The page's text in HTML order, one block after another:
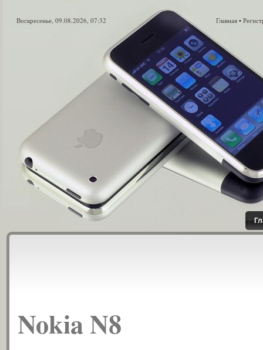
Воскресенье, 09.08.2026, 07:32 Главная •
Nokia N8